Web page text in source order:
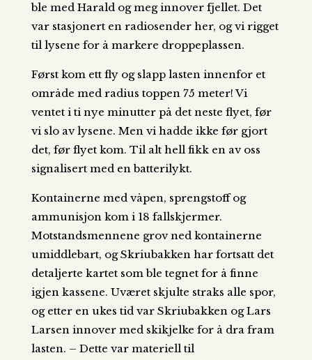
ble med Harald og meg innover fjellet. Det
var stasjonert en radiosender her, og vi rigget
til lysene for å markere droppeplassen.
Først kom ett fly og slapp lasten innenfor et
område med radius toppen 75 meter! Vi
ventet i ti nye minutter på det neste flyet, før
vi slo av lysene. Men vi hadde ikke før gjort
det, før flyet kom. Til alt hell fikk en av oss
signalisert med en batterilykt.
Kontainerne med våpen, sprengstoff og
ammunisjon kom i 18 fallskjermer.
Motstandsmennene grov ned kontainerne
umiddlebart, og Skriubakken har fortsatt det
detaljerte kartet som ble tegnet for å finne
igjen kassene. Uværet skjulte straks alle spor,
og etter en ukes tid var Skriubakken og Lars
Larsen innover med skikjelke for å dra fram
lasten. – Dette var materiell til